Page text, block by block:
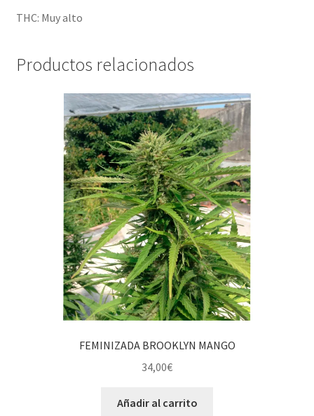
THC: Muy alto
Productos relacionados
FEMINIZADA BROOKLYN MANGO
34,00€
Añadir al carrito